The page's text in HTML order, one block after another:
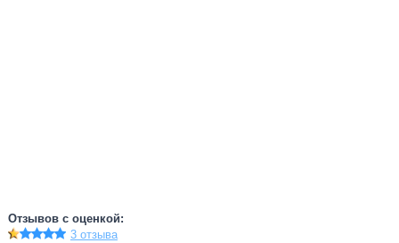
Отзывов с оценкой:
3 отзыва